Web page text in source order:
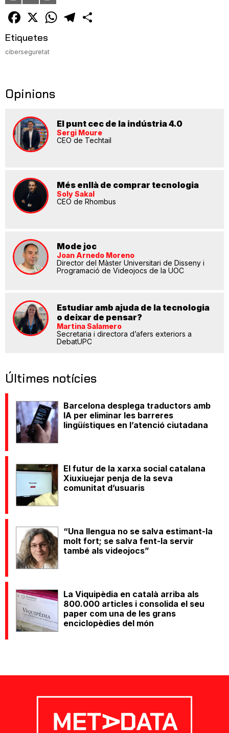
un
amic
Facebook
X WhatsAppTelegram
Etiquetes
ciberseguretat
Opinions
El punt cec de la indústria 4.0
Sergi Moure
CEO de Techtail
Més enllà de comprar tecnologia
Soly Sakal
CEO de Rhombus
Mode joc
Joan Arnedo Moreno
Director del Màster Universitari de Disseny i
Programació de Videojocs de la UOC
Estudiar amb ajuda de la tecnologia
o deixar de pensar?
Martina Salamero
Secretaria i directora d’afers exteriors a
DebatUPC
Últimes notícies
Barcelona desplega traductors amb
IA per eliminar les barreres
lingüístiques en l’atenció ciutadana
El futur de la xarxa social catalana
Xiuxiuejar penja de la seva
comunitat d’usuaris
“Una llengua no se salva estimant-la
molt fort; se salva fent-la servir
també als videojocs”
La Viquipèdia en català arriba als
800.000 articles i consolida el seu
paper com una de les grans
enciclopèdies del món